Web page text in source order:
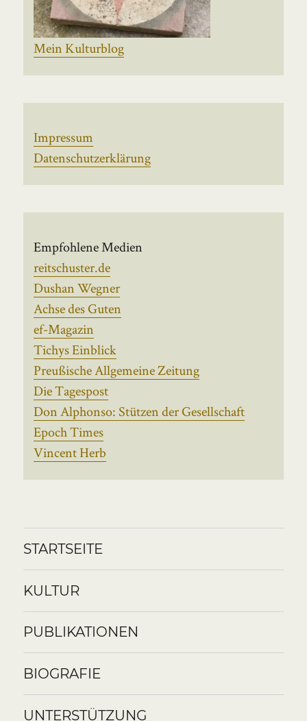
Mein Kulturblog
Impressum
Datenschutzerklärung
Empfohlene Medien
reitschuster.de
Dushan Wegner
Achse des Guten
ef-Magazin
Tichys Einblick
Preußische Allgemeine Zeitung
Die Tagespost
Don Alphonso: Stützen der Gesellschaft
Epoch Times
Vincent Herb
STARTSEITE
KULTUR
PUBLIKATIONEN
BIOGRAFIE
UNTERSTÜTZUNG